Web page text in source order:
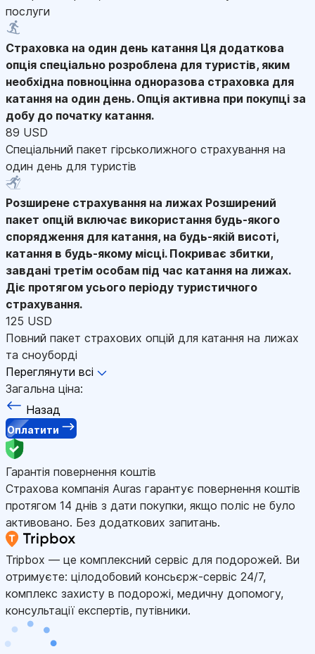
послуги
Страховка на один день катання Ця додаткова
опція спеціально розроблена для туристів, яким
необхідна повноцінна одноразова страховка для
катання на один день. Опція активна при покупці за
добу до початку катання.
89 USD
Спеціальний пакет гірськолижного страхування на
один день для туристів
Розширене страхування на лижах Розширений
пакет опцій включає використання будь-якого
спорядження для катання, на будь-якій висоті,
катання в будь-якому місці. Покриває збитки,
завдані третім особам під час катання на лижах.
Діє протягом усього періоду туристичного
страхування.
125 USD
Повний пакет страхових опцій для катання на лижах
та сноуборді
Переглянути всі
Загальна ціна:
Назад
Оплатити
Гарантія повернення коштів
Страхова компанія Auras гарантує повернення коштів
протягом 14 днів з дати покупки, якщо поліс не було
активовано. Без додаткових запитань.
Tripbox — це комплексний сервіс для подорожей. Ви
отримуєте: цілодобовий консьєрж-сервіс 24/7,
комплекс захисту в подорожі, медичну допомогу,
консультації експертів, путівники.